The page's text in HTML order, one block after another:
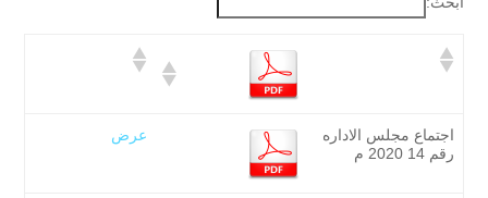
اجتماع مجلس الاداره
رقم 14 2020 م
عرض